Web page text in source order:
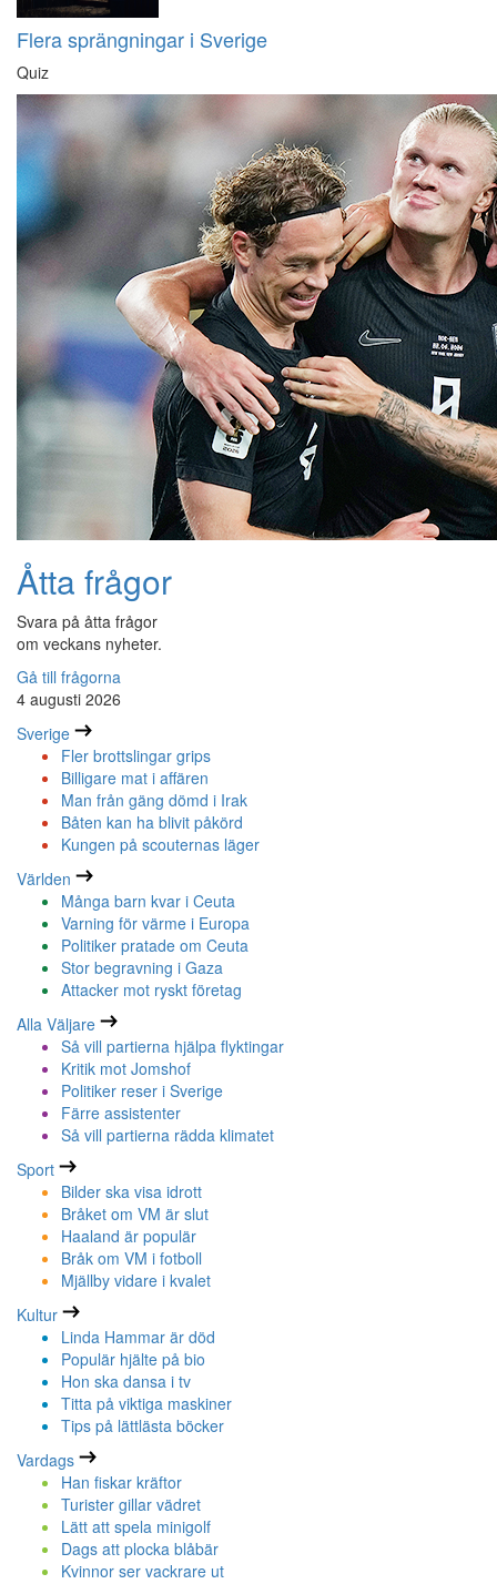
Flera sprängningar i Sverige
Quiz
Åtta frågor
Svara på åtta frågor
om veckans nyheter.
Gå till frågorna
4 augusti 2026
Sverige
Fler brottslingar grips
Billigare mat i affären
Man från gäng dömd i Irak
Båten kan ha blivit påkörd
Kungen på scouternas läger
Världen
Många barn kvar i Ceuta
Varning för värme i Europa
Politiker pratade om Ceuta
Stor begravning i Gaza
Attacker mot ryskt företag
Alla Väljare
Så vill partierna hjälpa flyktingar
Kritik mot Jomshof
Politiker reser i Sverige
Färre assistenter
Så vill partierna rädda klimatet
Sport
Bilder ska visa idrott
Bråket om VM är slut
Haaland är populär
Bråk om VM i fotboll
Mjällby vidare i kvalet
Kultur
Linda Hammar är död
Populär hjälte på bio
Hon ska dansa i tv
Titta på viktiga maskiner
Tips på lättlästa böcker
Vardags
Han fiskar kräftor
Turister gillar vädret
Lätt att spela minigolf
Dags att plocka blåbär
Kvinnor ser vackrare ut